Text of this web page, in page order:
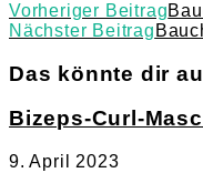
Vorheriger Beitrag
Nächster Beitrag
Das könnte dir
Bizeps-Curl-
9. April 2023